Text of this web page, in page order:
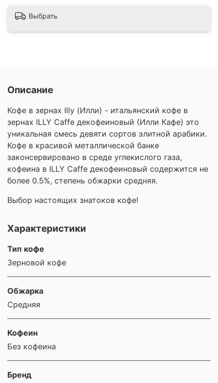
Выбрать
Описание
Кофе в зернах Illy (Илли) - итальянский кофе в
зернах ILLY Caffe декофеиновый (Илли Кафе) это
уникальная смесь девяти сортов элитной арабики.
Кофе в красивой металлической банке
законсервировано в среде углекислого газа,
кофеина в ILLY Caffe декофеиновый содержится не
более 0.5%, степень обжарки средняя.
Выбор настоящих знатоков кофе!
Характеристики
Тип кофе
Зерновой кофе
Обжарка
Средняя
Кофеин
Без кофеина
Бренд